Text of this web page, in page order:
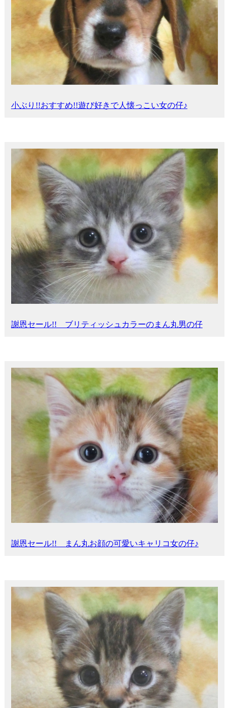
小ぶり!!おすすめ!!遊び好きで人懐っこい女の仔♪
謝恩セール!! ブリティッシュカラーのまん丸男の仔
謝恩セール!! まん丸お顔の可愛いキャリコ女の仔♪